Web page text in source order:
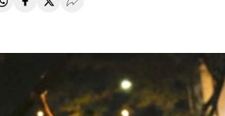
Compartir en Whatsapp
Compartir en Facebook
Compartir en Twitter
Desplegar Redes Sociales